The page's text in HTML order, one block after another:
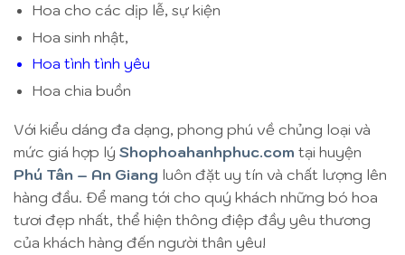
Hoa cho các dịp lễ, sự kiện
Hoa sinh nhật,
Hoa tình tình yêu
Hoa chia buồn
Với kiểu dáng đa dạng, phong phú về chủng loại và
mức giá hợp lý Shophoahanhphuc.com tại huyện
Phú Tân – An Giang luôn đặt uy tín và chất lượng lên
hàng đầu. Để mang tới cho quý khách những bó hoa
tươi đẹp nhất, thể hiện thông điệp đầy yêu thương
của khách hàng đến người thân yêu!